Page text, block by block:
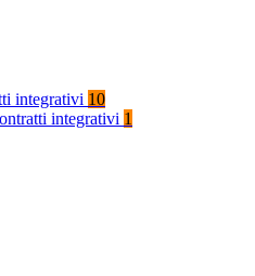
integrativi 10
integrativi 1